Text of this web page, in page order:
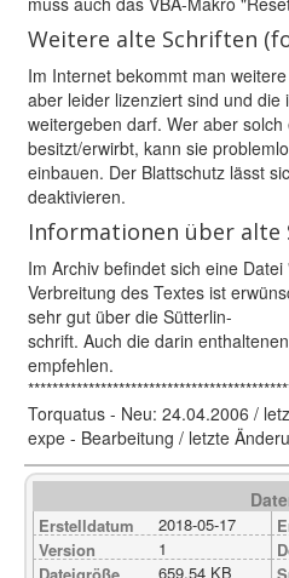
Weitere alte Schriften
Im Internet bekommt man
aber leider lizenziert sind und die
weitergeben darf. Wer aber
besitzt/erwirbt, kann sie
einbauen. Der Blattschutz lässt
deaktivieren.
Informationen über alte
Im Archiv befindet sich eine
Verbreitung des Textes ist
sehr gut über die Sütterlin-
schrift. Auch die darin
empfehlen.
Torquatus - Neu: 24.04.2006 /
expe - Bearbeitung / letzte
Erstelldatum
2018-05-17
Version
1
659.54 KB